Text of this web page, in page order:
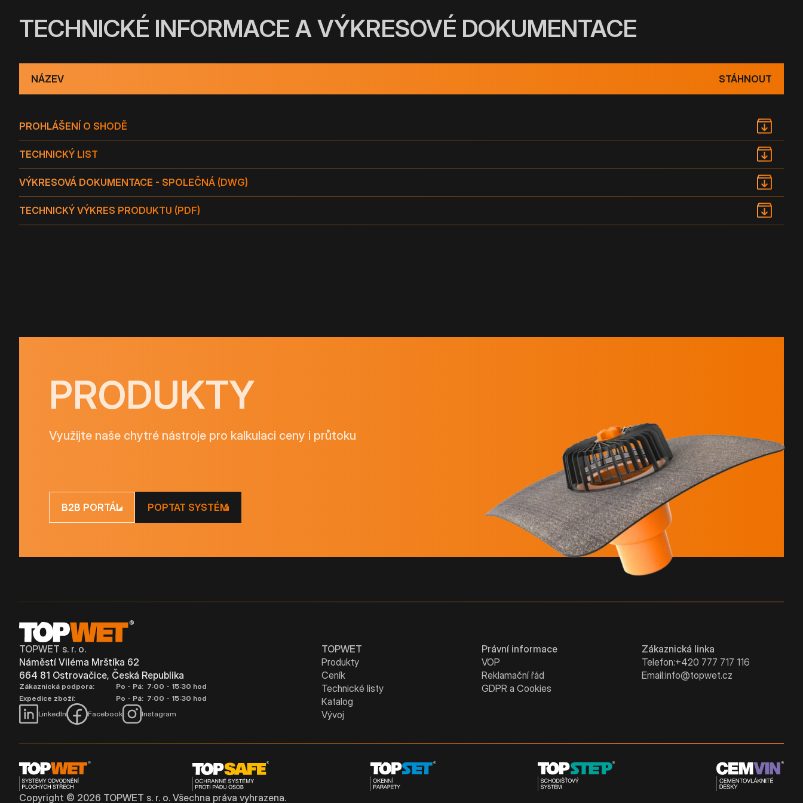
TECHNICKÉ INFORMACE A VÝKRESOVÉ DOKUMENTACE
NÁZEV STÁHNOUT
PROHLÁŠENÍ O SHODĚ
TECHNICKÝ LIST
VÝKRESOVÁ DOKUMENTACE - SPOLEČNÁ (DWG)
TECHNICKÝ VÝKRES PRODUKTU (PDF)
PRODUKTY
Využijte naše chytré nástroje pro kalkulaci ceny i průtoku
B2B PORTÁL POPTAT SYSTÉM
TOPWET s. r. o.
Náměstí Viléma Mrštíka 62
664 81 Ostrovačice, Česká Republika
Zákaznická podpora:
Po - Pá: 7:00 - 15:30 hod
Expedice zboží:
Po - Pá: 7:00 - 15:30 hod
LinkedIn
Facebook Instagram
Zákaznická linka
Telefon:+420 777 717 116
Email:info@topwet.cz
TOPWET
Produkty
Ceník
Technické listy
Katalog
Vývoj
Právní informace
VOP
Reklamační řád
GDPR a Cookies
Copyright © 2026 TOPWET s. r. o. Všechna práva vyhrazena.